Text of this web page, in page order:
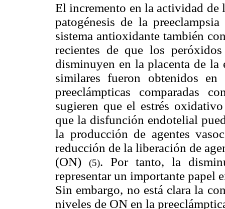
El incremento en la actividad de
patogénesis de la preeclampsia
sistema antioxidante también
recientes de que los
disminuyen en la placenta de la
similares fueron obtenidos
preeclámpticas comparadas
sugieren que el estrés
que la disfunción endotelial
la producción de agentes
reducción de la liberación de
(ON)(5). Por tanto, la
representar un importante papel
Sin embargo, no está clara la
niveles de ON en la